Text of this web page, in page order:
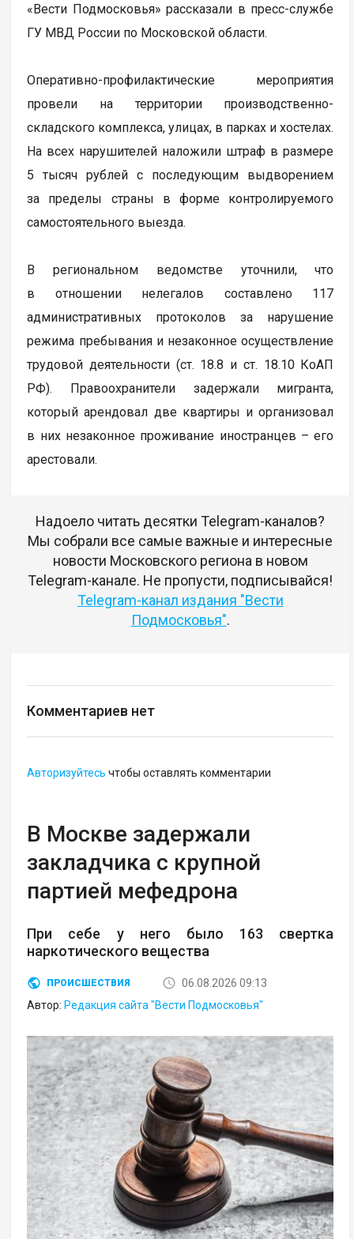
«Вести Подмосковья» рассказали в пресс-службе
ГУ МВД России по Московской области.
Оперативно-профилактические мероприятия
провели на территории производственно-
складского комплекса, улицах, в парках и хостелах.
На всех нарушителей наложили штраф в размере
5 тысяч рублей с последующим выдворением
за пределы страны в форме контролируемого
самостоятельного выезда.
В региональном ведомстве уточнили, что
в отношении нелегалов составлено 117
административных протоколов за нарушение
режима пребывания и незаконное осуществление
трудовой деятельности (ст. 18.8 и ст. 18.10 КоАП
РФ). Правоохранители задержали мигранта,
который арендовал две квартиры и организовал
в них незаконное проживание иностранцев – его
арестовали.
Надоело читать десятки Telegram-каналов?
Мы собрали все самые важные и интересные
новости Московского региона в новом
Telegram-канале. Не пропусти, подписывайся!
Telegram-канал издания "Вести
Подмосковья".
Комментариев нет
Авторизуйтесь чтобы оставлять комментарии
В Москве задержали
закладчика с крупной
партией мефедрона
При себе у него было 163 свертка
наркотического вещества
ПРОИСШЕСТВИЯ
06.08.2026 09:13
Автор: Редакция сайта "Вести Подмосковья"